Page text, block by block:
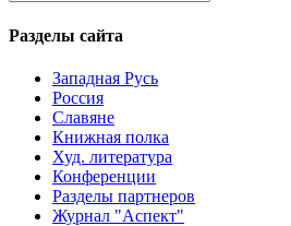
Разделы сайта
Западная Русь
Россия
Славяне
Книжная полка
Худ. литература
Конференции
Разделы партнеров
Журнал "Аспект"